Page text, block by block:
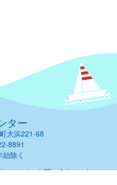
ター
大浜221-68
8891
除く
シー| お問い合わせ|